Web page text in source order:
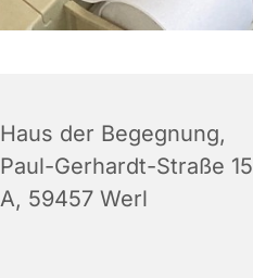
Haus der Begegnung,
Paul-Gerhardt-Straße 15
A, 59457 Werl